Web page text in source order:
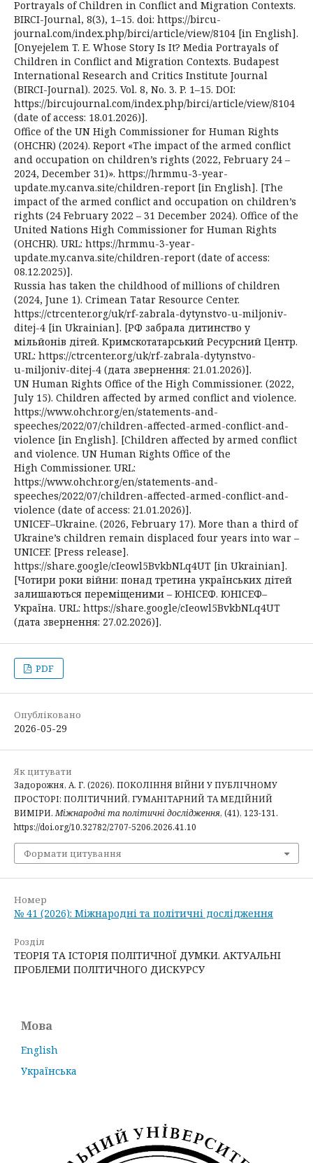
Portrayals of Children in Conflict and Migration Contexts.
BIRCI-Journal, 8(3), 1–15. doi: https://bircu-
journal.com/index.php/birci/article/view/8104 [in English].
[Onyejelem T. E. Whose Story Is It? Media Portrayals of
Children in Conflict and Migration Contexts. Budapest
International Research and Critics Institute Journal
(BIRCI-Journal). 2025. Vol. 8, No. 3. P. 1–15. DOI:
https://bircujournal.com/index.php/birci/article/view/8104
(date of access: 18.01.2026)].
Office of the UN High Commissioner for Human Rights
(OHCHR) (2024). Report «The impact of the armed conflict
and occupation on children’s rights (2022, February 24 –
2024, December 31)». https://hrmmu-3-year-
update.my.canva.site/children-report [in English]. [The
impact of the armed conflict and occupation on children’s
rights (24 February 2022 – 31 December 2024). Office of the
United Nations High Commissioner for Human Rights
(OHCHR). URL: https://hrmmu-3-year-
update.my.canva.site/children-report (date of access:
08.12.2025)].
Russia has taken the childhood of millions of children
(2024, June 1). Crimean Tatar Resource Center.
https://ctrcenter.org/uk/rf-zabrala-dytynstvo-u-miljoniv-
ditej-4 [in Ukrainian]. [РФ забрала дитинство у
мільйонів дітей. Кримскотатарський Ресурсний Центр.
URL: https://ctrcenter.org/uk/rf-zabrala-dytynstvo-
u-miljoniv-ditej-4 (дата звернення: 21.01.2026)].
UN Human Rights Office of the High Commissioner. (2022,
July 15). Children affected by armed conflict and violence.
https://www.ohchr.org/en/statements-and-
speeches/2022/07/children-affected-armed-conflict-and-
violence [in English]. [Children affected by armed conflict
and violence. UN Human Rights Office of the
High Commissioner. URL:
https://www.ohchr.org/en/statements-and-
speeches/2022/07/children-affected-armed-conflict-and-
violence (date of access: 21.01.2026)].
UNICEF–Ukraine. (2026, February 17). More than a third of
Ukraine’s children remain displaced four years into war –
UNICEF. [Press release].
https://share.google/cIeowl5BvkbNLq4UT [in Ukrainian].
[Чотири роки війни: понад третина українських дітей
залишаються переміщеними – ЮНІСЕФ. ЮНІСЕФ–
Україна. URL: https://share.google/cIeowl5BvkbNLq4UT
(дата звернення: 27.02.2026)].
PDF
Опубліковано
2026-05-29
Як цитувати
Задорожня, А. Г. (2026). ПОКОЛІННЯ ВІЙНИ У ПУБЛІЧНОМУ
ПРОСТОРІ: ПОЛІТИЧНИЙ, ГУМАНІТАРНИЙ ТА МЕДІЙНИЙ
ВИМІРИ. Міжнародні та політичні дослідження, (41), 123-131.
https://doi.org/10.32782/2707-5206.2026.41.10
Формати цитування
Номер
№ 41 (2026): Міжнародні та політичні дослідження
Розділ
ТЕОРІЯ ТА ІСТОРІЯ ПОЛІТИЧНОЇ ДУМКИ. АКТУАЛЬНІ
ПРОБЛЕМИ ПОЛІТИЧНОГО ДИСКУРСУ
Мова
English
Українська